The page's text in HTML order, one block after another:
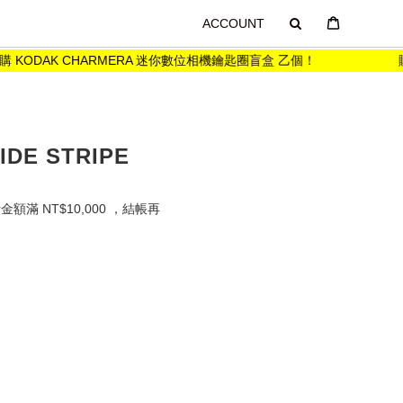
CHARMERA 迷你數位相機鑰匙圈盲盒 乙個！ 購
ACCOUNT
STRIPE
額滿 NT$10,000 ，結帳再